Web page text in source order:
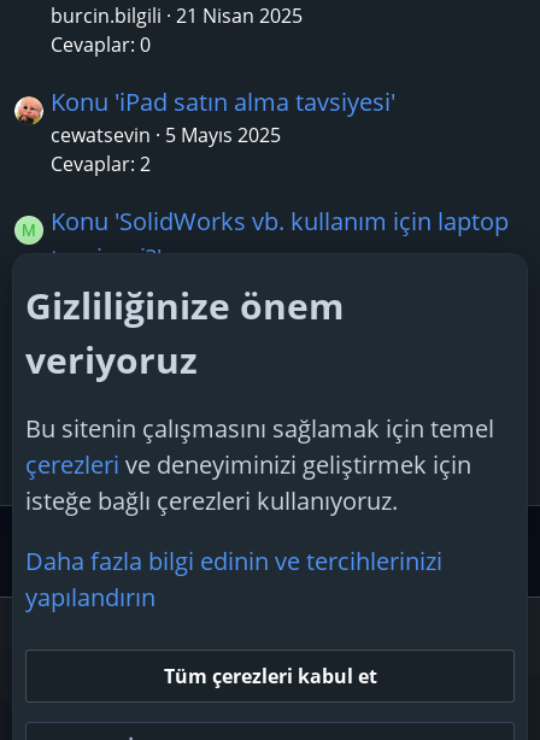
burcin.bilgili 21 Nisan 2025
Cevaplar: 0
Konu 'iPad satın alma tavsiyesi'
cewatsevin
5 Mayıs 2025
Cevaplar: 2
M
Konu 'SolidWorks vb. kullanım için laptop
tavsiyesi?'
machile90
24 Haziran 2026
Cevaplar: 3
Konu 'Bilgisayar kaç para eder? Fiyat
söyleyin!'
omurozyurt
3 Temmuz 2025
Cevaplar: 2
Pazar Yeri İlanlar ve Motivason Satın Almak
Şartlar ve kurallar
Gizlilik politikası
Yardım
Ana sayfa
R
Gizliliğinize önem
veriyoruz
Bu sitenin çalışmasını sağlamak için temel
çerezleri ve deneyiminizi geliştirmek için
isteğe bağlı çerezleri kullanıyoruz.
Daha fazla bilgi edinin ve tercihlerinizi
yapılandırın
Tüm çerezleri kabul et